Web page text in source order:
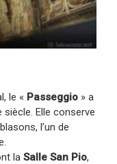
le « Passeggio » a
Elle conserve
l’un de
la Salle San Pio,